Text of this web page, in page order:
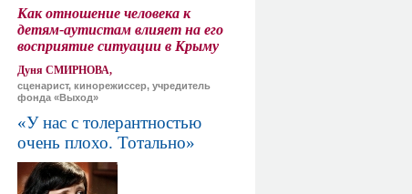
Как отношение человека к
детям-аутистам влияет на его
восприятие ситуации в Крыму
Дуня СМИРНОВА,
сценарист, кинорежиссер, учредитель
фонда «Выход»
«У нас с толерантностью
очень плохо. Тотально»